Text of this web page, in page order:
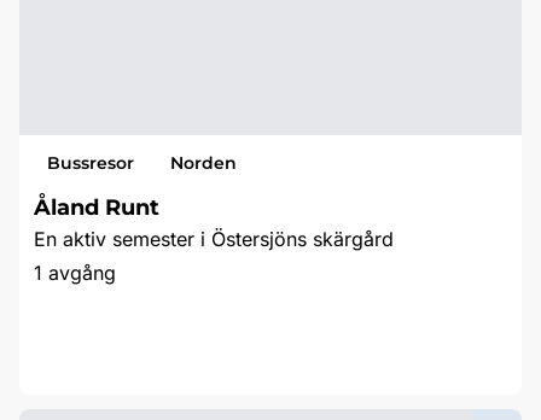
Bussresor Norden
Åland Runt
En aktiv semester i Östersjöns skärgård
1 avgång